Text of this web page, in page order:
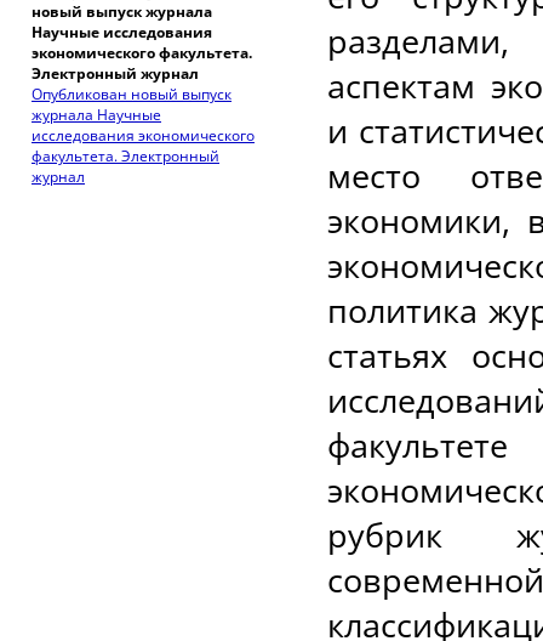
новый выпуск журнала
Научные исследования
экономического факультета.
Электронный журнал
Опубликован новый выпуск
журнала Научные
исследования экономического
факультета. Электронный
журнал
аспектам
и
место
экономики,
политика
статьях
рубрик